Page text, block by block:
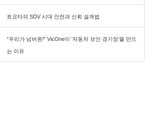
토요타의 SDV 시대 안전과 신뢰 설계법
“우리가 넘버원!” VicOne이 ‘자동차 보안 경기장’을 만드
는 이유